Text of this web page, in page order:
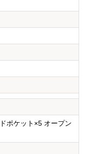
ポケット×5 オープン